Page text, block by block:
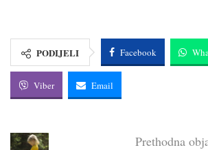
PODIJELI Facebook
Viber Email
Prethodna